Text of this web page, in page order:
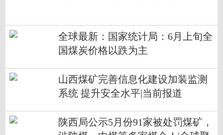
全球最新：国家统计局：6月上旬全
国煤炭价格以跌为主
山西煤矿完善信息化建设加装监测
系统 提升安全水平|当前报道
陕西局公示5月份91家被处罚煤矿，